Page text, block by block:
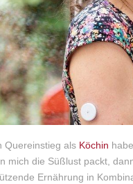
Quereinstieg als Köchin
mich die Süßlust packt,
Ernährung in